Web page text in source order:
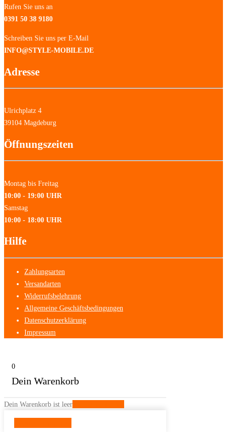
Rufen Sie uns an
0391 50 38 9180
Schreiben Sie uns per E-Mail
INFO@STYLE-MOBILE.DE
Adresse
Ulrichplatz 4
39104 Magdeburg
Öffnungszeiten
Montag bis Freitag
10:00 - 19:00 UHR
Samstag
10:00 - 18:00 UHR
Hilfe
Zahlungsarten
Versandarten
Widerrufsbelehrung
Allgemeine Geschäftsbedingungen
Datenschutzerklärung
Impressum
0
Dein Warenkorb
Dein Warenkorb ist leer